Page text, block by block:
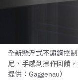
全新懸浮式不鏽鋼控
尼、手感到操作回饋
提供：Gaggenau）